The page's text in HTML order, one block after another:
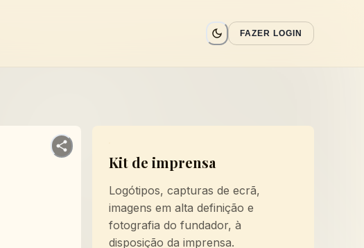
FAZER LOGIN
Kit de imprensa
Logótipos, capturas de ecrã,
imagens em alta definição e
fotografia do fundador, à
disposição da imprensa.